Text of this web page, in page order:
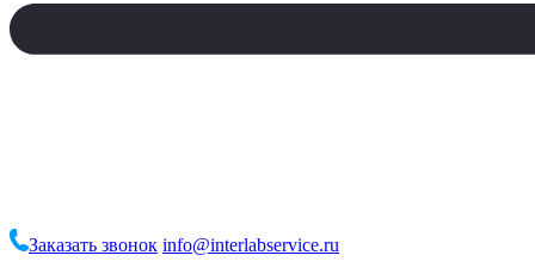
Заказать звонок info@interlabservice.ru